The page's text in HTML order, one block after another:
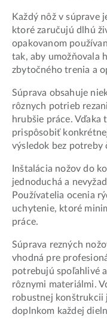
Každý nôž v súprave
ktoré zaručujú dlhú
opakovanom
tak, aby umožňovala
zbytočného trenia a
Súprava obsahuje
rôznych potrieb
hrubšie práce. Vďaka
prispôsobiť
výsledok bez potreby
Inštalácia nožov do
jednoduchá a
Používatelia ocenia
uchytenie, ktoré
práce.
Súprava rezných
vhodná pre
potrebujú spoľahlivé
rôznymi materiálmi.
robustnej konštrukcii
doplnkom každej